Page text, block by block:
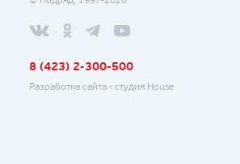
8 (423) 2-300-500
Разработка сайта - студия House